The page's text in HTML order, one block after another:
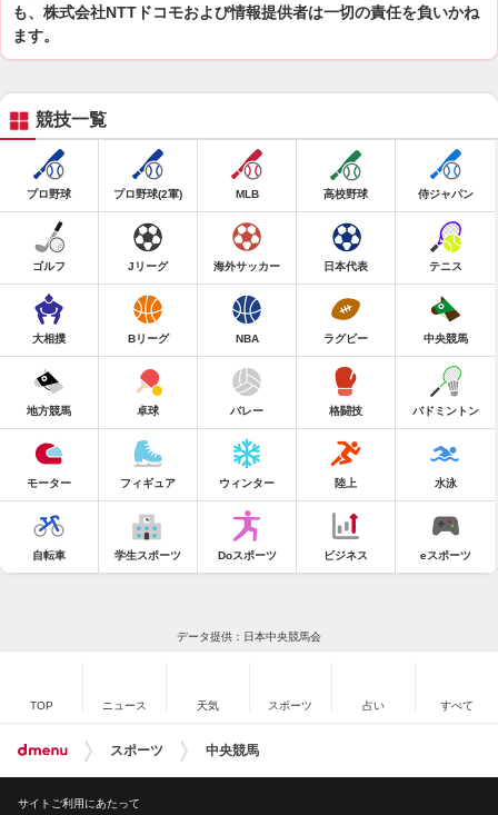
も、株式会社NTTドコモおよび情報提供者は一切の責任を負いかね
ます。
競技一覧
プロ野球 プロ野球(2軍) MLB 高校野球 侍ジャパン
ゴルフ Jリーグ 海外サッカー 日本代表 テニス
大相撲 Bリーグ NBA ラグビー 中央競馬
地方競馬 卓球 バレー 格闘技 バドミントン
モーター フィギュア ウィンター 陸上 水泳
自転車 学生スポーツ Doスポーツ ビジネス eスポーツ
データ提供：日本中央競馬会
TOP ニュース 天気 スポーツ 占い すべて
スポーツ 中央競馬
サイトご利用にあたって